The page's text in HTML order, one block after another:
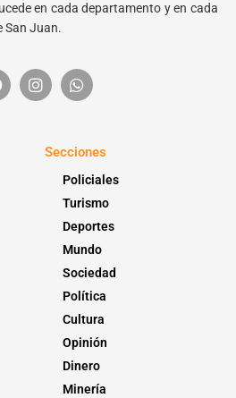
en cada departamento y en cada
San Juan.
Secciones
Policiales
Turismo
Deportes
Mundo
Sociedad
Política
Cultura
Opinión
Dinero
Minería